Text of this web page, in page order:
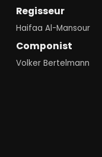
Regisseur
Haifaa Al-Mansour
Componist
Volker Bertelmann